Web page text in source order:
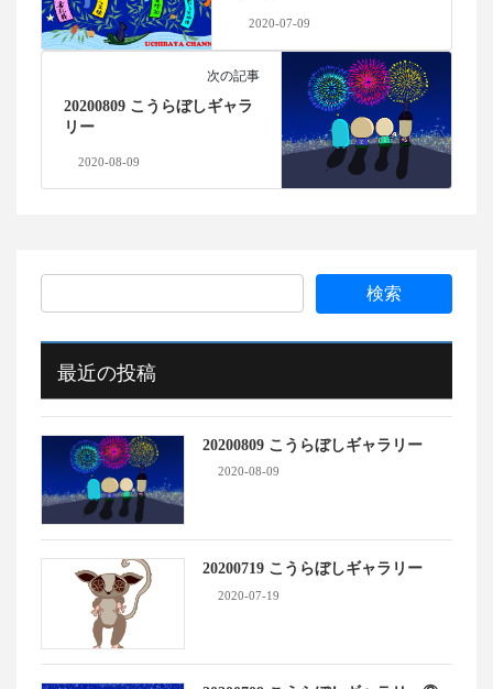
2020-07-09
次の記事
20200809 こうらぼしギャラ
リー
2020-08-09
最近の投稿
20200809 こうらぼしギャラリー
2020-08-09
20200719 こうらぼしギャラリー
2020-07-19